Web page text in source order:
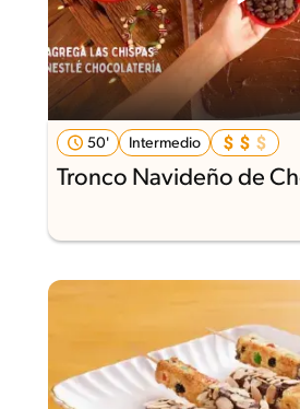
50' Intermedio
Tronco Navideño de